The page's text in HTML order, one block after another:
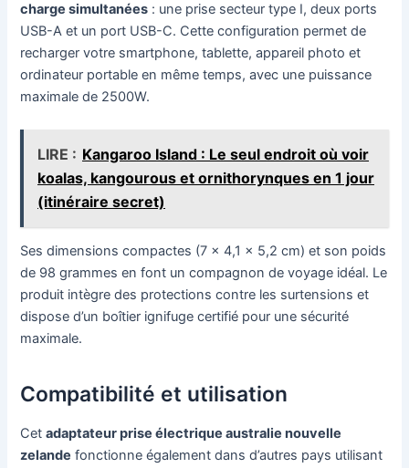
charge simultanées : une prise secteur type I, deux ports
USB-A et un port USB-C. Cette configuration permet de
recharger votre smartphone, tablette, appareil photo et
ordinateur portable en même temps, avec une puissance
maximale de 2500W.
LIRE : Kangaroo Island : Le seul endroit où voir
koalas, kangourous et ornithorynques en 1 jour
(itinéraire secret)
Ses dimensions compactes (7 x 4,1 x 5,2 cm) et son poids
de 98 grammes en font un compagnon de voyage idéal. Le
produit intègre des protections contre les surtensions et
dispose d’un boîtier ignifuge certifié pour une sécurité
maximale.
Compatibilité et utilisation
Cetadaptateur prise électrique australie nouvelle
zelande fonctionne également dans d’autres pays utilisant